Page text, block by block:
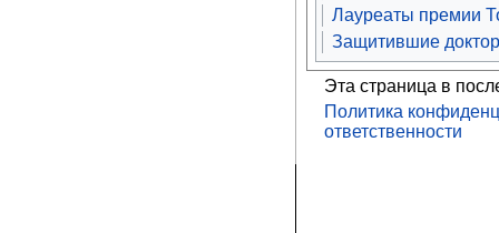
Лауреаты премии
Защитившие
Эта страница в
Политика
ответственности